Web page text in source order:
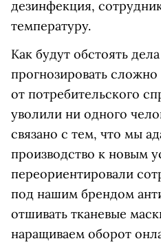
дезинфекция,
температуру.
Как будут обстоять
прогнозировать сложно
от потребительского
уволили ни одного
связано с тем, что мы
производство к новым
переориентировали
под нашим брендом
отшивать тканевые
наращиваем оборот